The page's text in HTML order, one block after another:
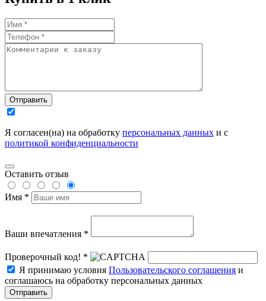
Отправить
Я согласен(на) на обработку персональных данных и с
политикой конфиденциальности
Оставить отзыв
Имя *
Ваши впечатления *
Проверочный код! *
Я принимаю условия Пользовательского соглашения и
соглашаюсь на обработку персональных данных
Отправить